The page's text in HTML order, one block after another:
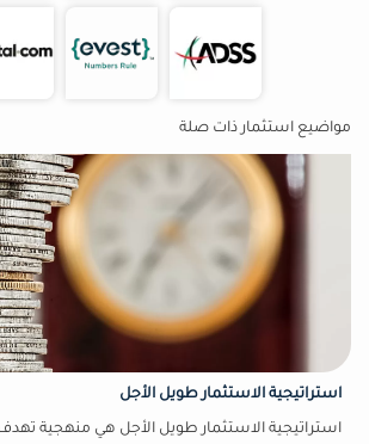
مواضيع استثمار ذات صلة
استراتيجية الاستثمار طويل الأجل
استراتيجية الاستثمار طويل الأجل هي منهجية